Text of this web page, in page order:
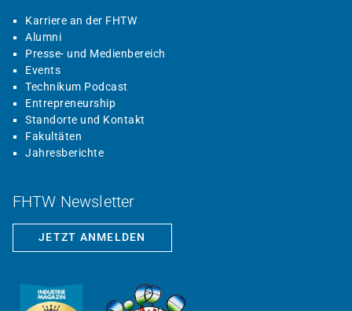
Karriere an der FHTW
Alumni
Presse- und Medienbereich
Events
Technikum Podcast
Entrepreneurship
Standorte und Kontakt
Fakultäten
Jahresberichte
FHTW Newsletter
JETZT ANMELDEN